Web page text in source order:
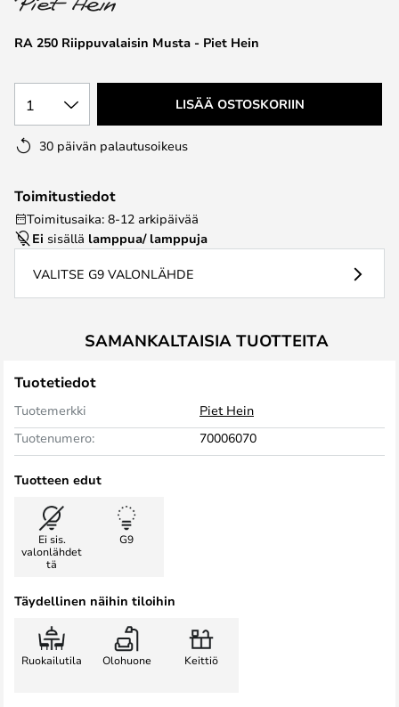
images
RA 250 Riippuvalaisin Musta - Piet Hein
1 LISÄÄ OSTOSKORIIN
30 päivän palautusoikeus
Toimitustiedot
Toimitusaika: 8-12 arkipäivää
Ei sisällä lamppua/ lamppuja
VALITSE G9 VALONLÄHDE
SAMANKALTAISIA TUOTTEITA
Tuotetiedot
Tuotemerkki
Piet Hein
Tuotenumero:
70006070
Tuotteen edut
Ei sis.
valonlähdet
tä
G9
Täydellinen näihin tiloihin
Ruokailutila Olohuone Keittiö